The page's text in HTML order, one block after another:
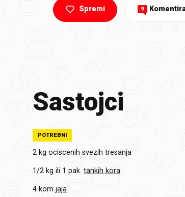
Spremi 9
Sastojci
POTREBNI
2 kg ociscenih svezih tresanja
1/2 kg ili 1 pak. tankih kora
4 kom jaja